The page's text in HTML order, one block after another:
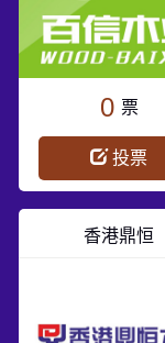
0 票
投票
香港鼎恒